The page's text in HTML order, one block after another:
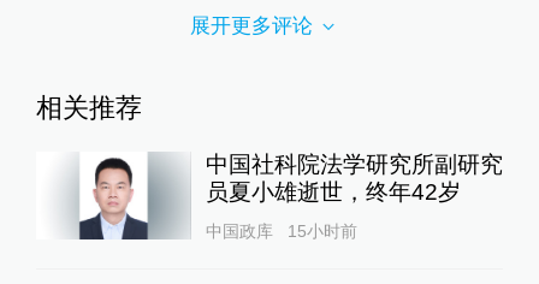
展开更多评论
相关推荐
中国社科院法学研究所副研究
员夏小雄逝世，终年42岁
中国政库 15小时前